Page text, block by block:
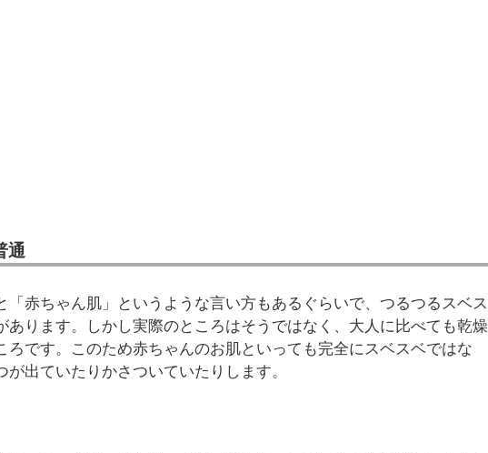
通
「赤ちゃん肌」というような言い方もあるぐらいで、つるつるスベス
あります。しかし実際のところはそうではなく、大人に比べても乾燥
ろです。このため赤ちゃんのお肌といっても完全にスベスベではな
が出ていたりかさついていたりします。